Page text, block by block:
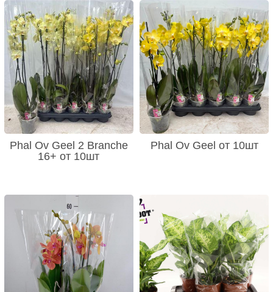
Phal Ov Geel 2 Branche
16+ от 10шт
Phal Ov Geel от 10шт